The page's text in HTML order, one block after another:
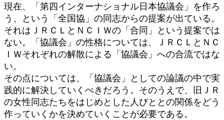
現在、「第四インターナショナル日本協議会」を作ろ
う、という「全国協」の同志からの提案が出ている。
それはＪＲＣＬとＮＣＩＷの「合同」という提案では
ない。「協議会」の性格については、ＪＲＣＬとＮＣ
ＩＷそれぞれの解散による「協議会」への合流ではな
い。
その点については、「協議会」としての論議の中で実
践的に解決していくべきだろう。そのうえで、旧ＪＲ
の女性同志たちをはじめとした人びととの関係をどう
作っていくかを決めていくことが必要である。